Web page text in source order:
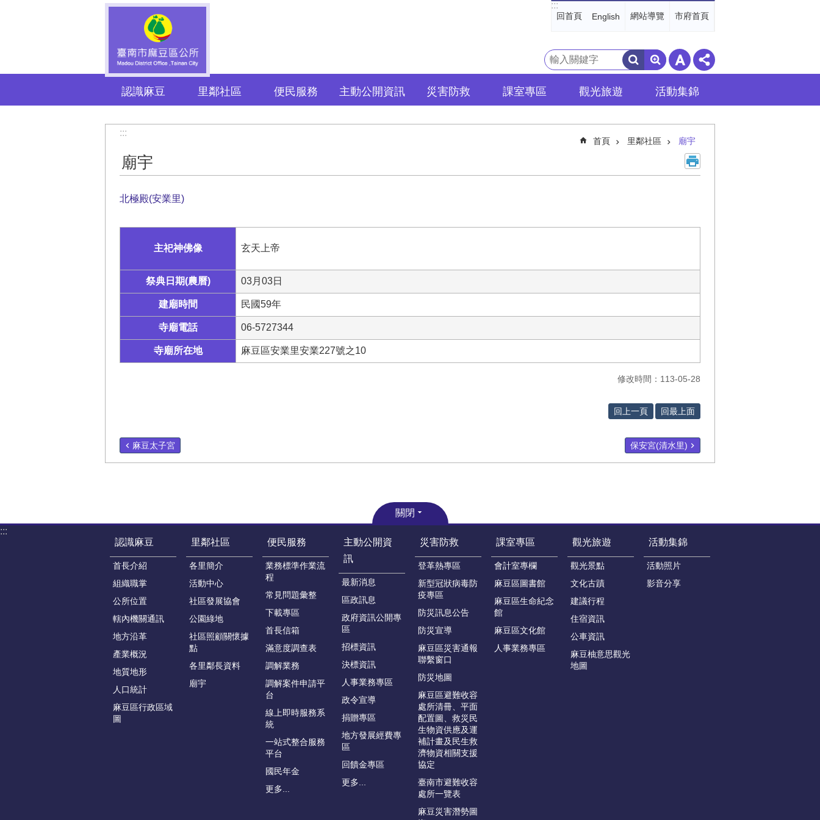
:::
回首頁 English 網站導覽 市府首頁
搜
尋
認識麻豆 里鄰社區 便民服務 主動公開資訊 災害防救 課室專區 觀光旅遊 活動集錦
:::
首頁 里鄰社區 廟宇
廟宇
北極殿(安業里)
主祀神佛像 玄天上帝
祭典日期(農曆) 03月03日
建廟時間 民國59年
寺廟電話 06-5727344
寺廟所在地 麻豆區安業里安業227號之10
修改時間：113-05-28
回上一頁 回最上面
麻豆太子宮 保安宮(清水里)
關閉
:::
認識麻豆
首長介紹
組織職掌
公所位置
轄內機關通訊
地方沿革
產業概況
地質地形
人口統計
麻豆區行政區域
圖
里鄰社區
各里簡介
活動中心
社區發展協會
公園綠地
社區照顧關懷據
點
各里鄰長資料
廟宇
便民服務
業務標準作業流
程
常見問題彙整
下載專區
首長信箱
滿意度調查表
調解業務
調解案件申請平
台
線上即時服務系
統
一站式整合服務
平台
國民年金
更多...
主動公開資
訊
最新消息
區政訊息
政府資訊公開專
區
招標資訊
決標資訊
人事業務專區
政令宣導
捐贈專區
地方發展經費專
區
回饋金專區
更多...
災害防救
登革熱專區
新型冠狀病毒防
疫專區
防災訊息公告
防災宣導
麻豆區災害通報
聯繫窗口
防災地圖
麻豆區避難收容
處所清冊、平面
配置圖、救災民
生物資供應及運
補計畫及民生救
濟物資相關支援
協定
臺南市避難收容
處所一覽表
麻豆災害潛勢圖
課室專區
會計室專欄
麻豆區圖書館
麻豆區生命紀念
館
麻豆區文化館
人事業務專區
觀光旅遊
觀光景點
文化古蹟
建議行程
住宿資訊
公車資訊
麻豆柚意思觀光
地圖
活動集錦
活動照片
影音分享